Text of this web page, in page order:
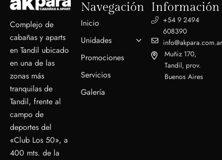
Complejo de
cabañas y aparts
en Tandil ubicado
en una de las
zonas más
tranquilas de
Tandil, frente al
campo de
deportes del
«Club Los 50», a
400 mts. de la
Navegación
Inicio
Unidades
Promociones
Servicios
Galería
Información
+54 9 2494
608390
Muñiz 170,
Tandil, prov.
Buenos Aires